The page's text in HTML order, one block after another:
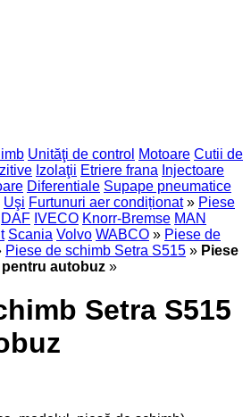
Unităţi de control Motoare Cutii de
Izolaţii Etriere frana Injectoare
Diferentiale Supape pneumatice
Uşi Furtunuri aer condiționat » Piese
DAF IVECO Knorr-Bremse MAN
Scania Volvo WABCO » Piese de
Piese de schimb Setra S515 » Piese
autobuz »
Setra S515